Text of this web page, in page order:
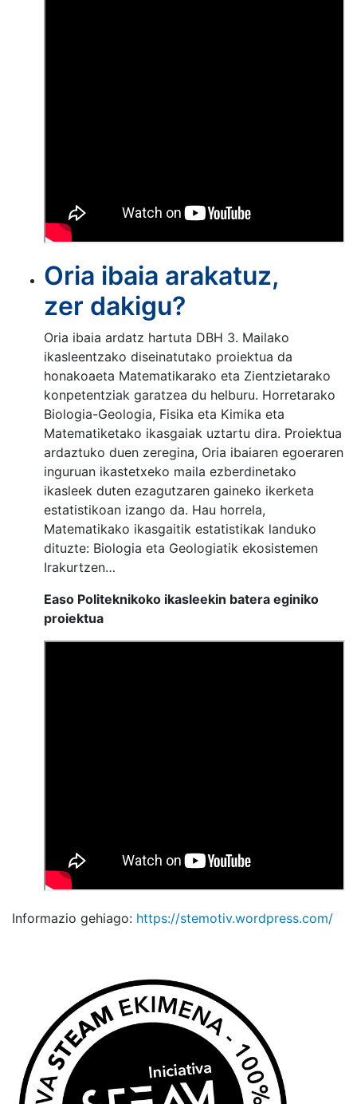
Oria ibaia arakatuz,
zer dakigu?
Oria ibaia ardatz hartuta DBH 3. Mailako
ikasleentzako diseinatutako proiektua da
honakoaeta Matematikarako eta Zientzietarako
konpetentziak garatzea du helburu. Horretarako
Biologia-Geologia, Fisika eta Kimika eta
Matematiketako ikasgaiak uztartu dira. Proiektua
ardaztuko duen zeregina, Oria ibaiaren egoeraren
inguruan ikastetxeko maila ezberdinetako
ikasleek duten ezagutzaren gaineko ikerketa
estatistikoan izango da. Hau horrela,
Matematikako ikasgaitik estatistikak landuko
dituzte: Biologia eta Geologiatik ekosistemen
Irakurtzen…
Easo Politeknikoko ikasleekin batera eginiko
proiektua
Informazio gehiago: https://stemotiv.wordpress.com/